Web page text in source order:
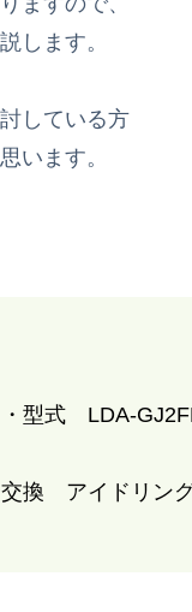
します。
している方
います。
型式 LDA-
換 アイドリン